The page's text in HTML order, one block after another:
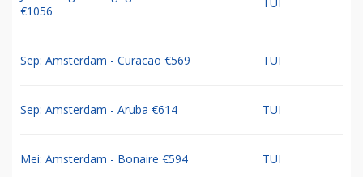
€1056
Sep: Amsterdam - Curacao €569 TUI
Sep: Amsterdam - Aruba €614 TUI
Mei: Amsterdam - Bonaire €594 TUI